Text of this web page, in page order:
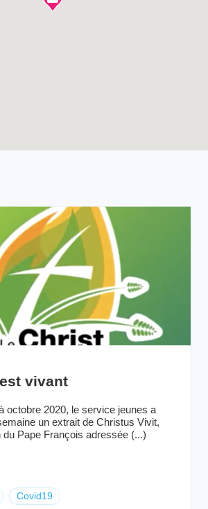
vivant
octobre 2020, le service jeunes a
un extrait de Christus Vivit,
du Pape François adressée (...)
Covid19